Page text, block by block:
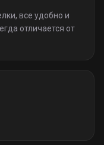
все удобно и
отличается от